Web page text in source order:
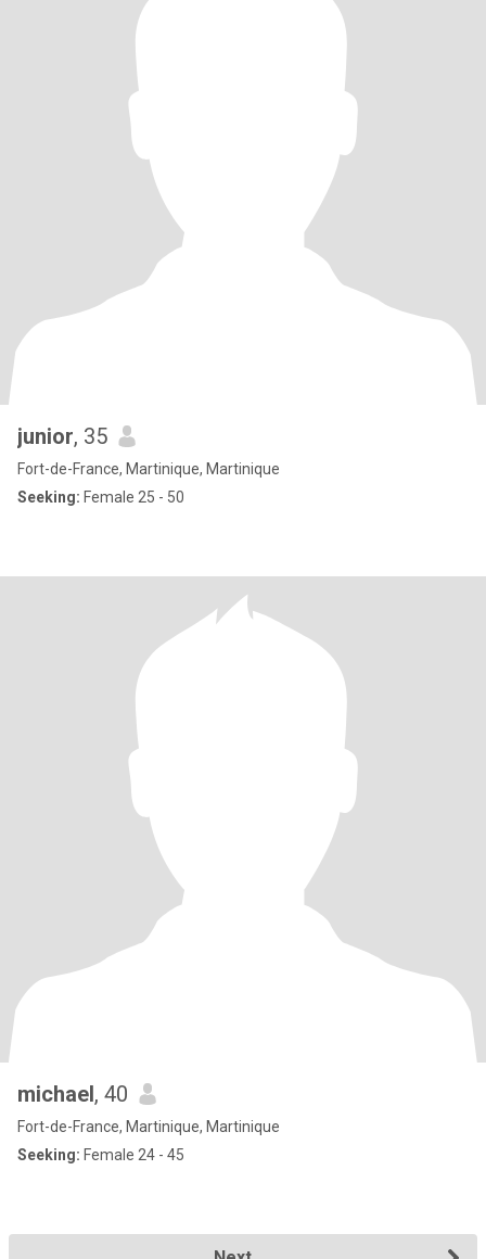
junior, 35
Fort-de-France, Martinique, Martinique
Seeking: Female 25 - 50
michael, 40
Fort-de-France, Martinique, Martinique
Seeking: Female 24 - 45